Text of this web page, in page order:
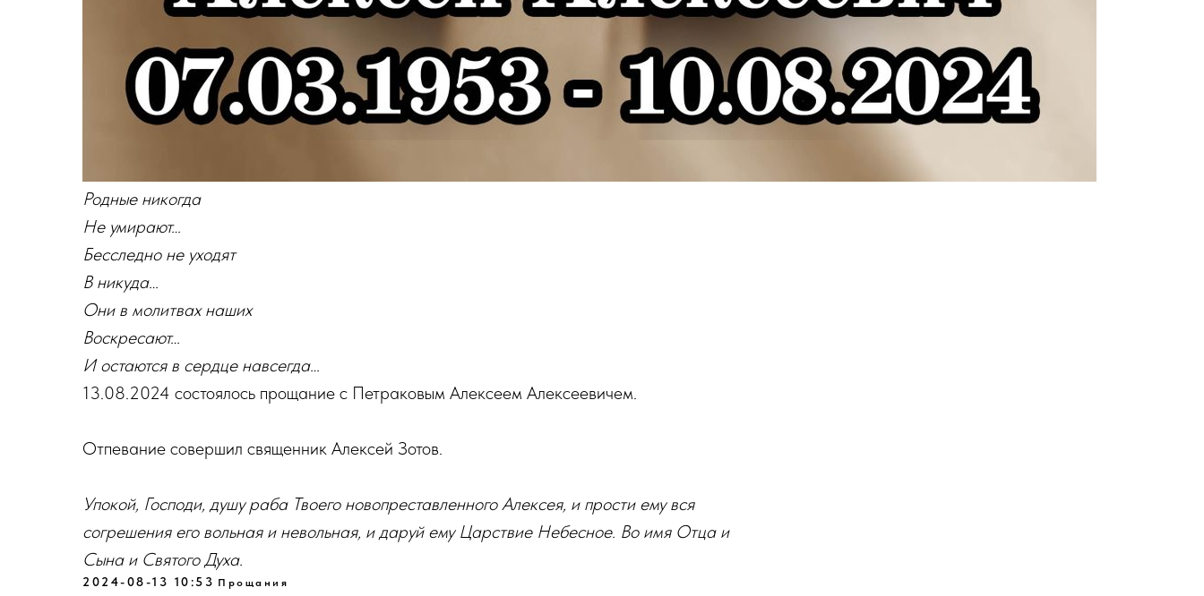
Родные никогда
Не умирают…
Бесследно не уходят
В никуда…
Они в молитвах наших
Воскресают…
И остаются в сердце навсегда…
13.08.2024 состоялось прощание с Петраковым Алексеем Алексеевичем.
Отпевание совершил священник Алексей Зотов.
Упокой, Господи, душу раба Твоего новопреставленного Алексея, и прости ему вся
согрешения его вольная и невольная, и даруй ему Царствие Небесное. Во имя Отца и
Сына и Святого Духа.
2024-08-13 10:53 Прощания